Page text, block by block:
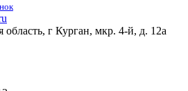
область, г Курган, мкр. 4-й, д. 12а